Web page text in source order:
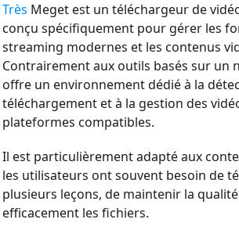
Très Meget est un téléchargeur de
conçu spécifiquement pour gérer les
streaming modernes et les contenus
Contrairement aux outils basés sur un
offre un environnement dédié à la
téléchargement et à la gestion des
plateformes compatibles.
Il est particulièrement adapté aux
les utilisateurs ont souvent besoin de
plusieurs leçons, de maintenir la
efficacement les fichiers.